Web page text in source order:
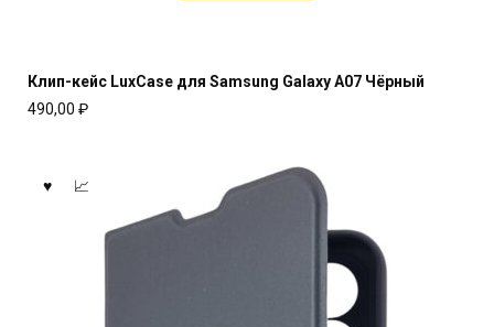
Клип-кейс LuxCase для Samsung Galaxy A07 Чёрный
490,00 ₽